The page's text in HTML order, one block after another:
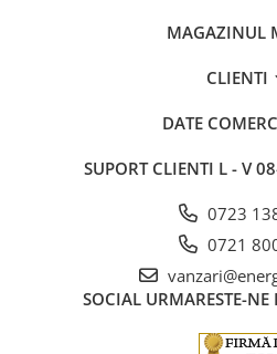
MAGAZINUL
CLIENTI
DATE
SUPORT CLIENTI L - V
0723
0721
SOCIAL URMARESTE-